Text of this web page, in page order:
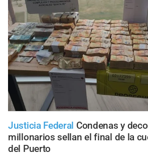
Justicia Federal Condenas y
millonarios sellan el final de la
del Puerto